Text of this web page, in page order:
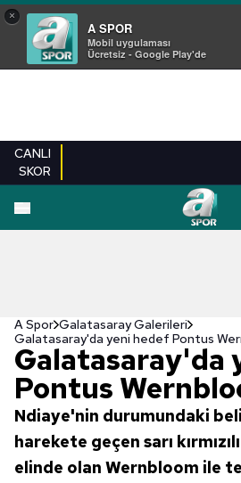
×
A SPOR
Mobil uygulaması
Ücretsiz - Google Play'de
CANLI
SKOR
EN YENILER
A Spor Galatasaray Galerileri
Galatasaray'da yeni hedef Pontus
Galatasaray'da
Pontus
Ndiaye'nin durumundaki
harekete geçen sarı
elinde olan Wernbloom ile